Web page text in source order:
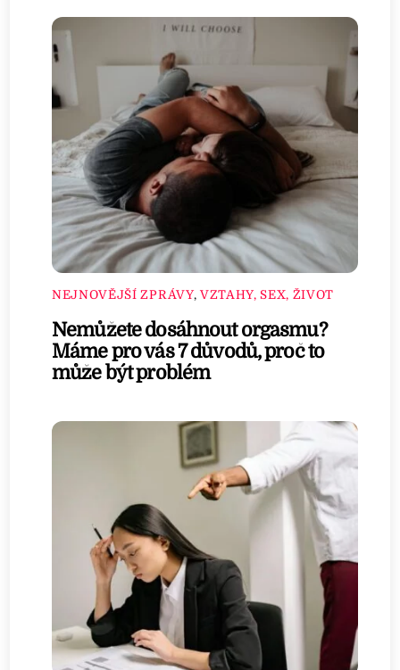
NEJNOVĚJŠÍ ZPRÁVY, VZTAHY, SEX, ŽIVOT
Nemůžete dosáhnout orgasmu?
Máme pro vás 7 důvodů, proč to
může být problém